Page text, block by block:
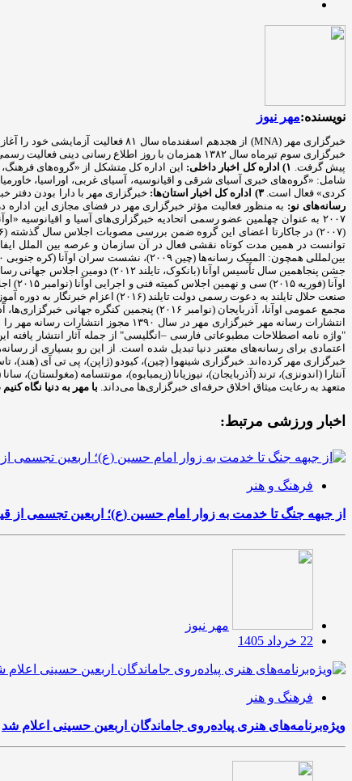
نویسنده:مهر نیوز
پیش گرفت. ۱) اداره کل اخبار داخلی: این اداره کل متشکل از «گروه‌های
شامل: «گروه‌های خبری آسیای شرقی و اقیانوسیه، آسیای غربی، اوراسیا،
کردی» فعال است.۳) اداره کل اخبار استان‌ها: خبرگزاری مهر با دارا بودن دفتر خبری در تمامی استان‌ها، اخبار استانی را در
رسانه‌های نو:
انتشارات رسانه مهر خبرگزاری
اعتمادی برای رسانه‌های معتبر دنیا تبدیل شده است. از این رو بسیاری از
خبرگزاری مهر کرده‌اند. خبرگزاری شینهوا (چین)، کیودو (ژاپن)، پی تی آی (هند)،
آنتارا (اندونزی)، ترند (آذربایجان)، نیوزیانا (زیمبابوه)، مونتسامه
متعهد به رعایت میثاق اخلاق حرفه‌ای خبرگزاری‌ها می‌داند. با مهر به دنیا نگاه کنیم
اخبار ورزشی مرتبط:
فرهنگ و هنر
از جبهه جنگ تا خدمت به زوار امام حسین (ع)؛ اربعین تجسمی از
مهر نیوز
22 خرداد 1405
فرهنگ و هنر
ویژه‌برنامه‌های هنری پیاده‌روی جاماندگان اربعین حسینی اعلام شد